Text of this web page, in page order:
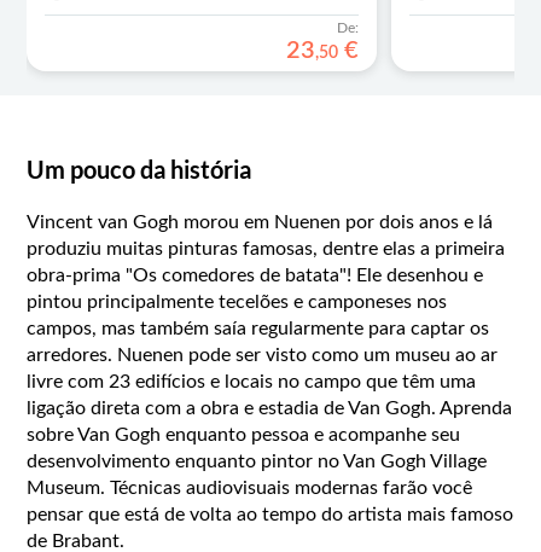
De:
23,50 €
Um pouco da história
Vincent van Gogh morou em Nuenen por dois anos e lá
produziu muitas pinturas famosas, dentre elas a primeira
obra-prima "Os comedores de batata"! Ele desenhou e
pintou principalmente tecelões e camponeses nos
campos, mas também saía regularmente para captar os
arredores. Nuenen pode ser visto como um museu ao ar
livre com 23 edifícios e locais no campo que têm uma
ligação direta com a obra e estadia de Van Gogh. Aprenda
sobre Van Gogh enquanto pessoa e acompanhe seu
desenvolvimento enquanto pintor no Van Gogh Village
Museum. Técnicas audiovisuais modernas farão você
pensar que está de volta ao tempo do artista mais famoso
de Brabant.